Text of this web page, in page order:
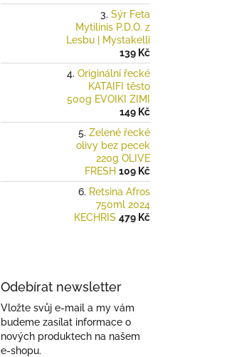
Sýr Feta
Mytilinis P.D.O. z
Lesbu | Mystakelli
139 Kč
Originální řecké
KATAIFI těsto
500g EVOIKI ZIMI
149 Kč
Zelené řecké
olivy bez pecek
220g OLIVE
FRESH 109 Kč
Retsina Afros
750ml 2024
KECHRIS 479 Kč
Odebírat newsletter
Vložte svůj e-mail a my vám
budeme zasílat informace o
nových produktech na našem
e-shopu.